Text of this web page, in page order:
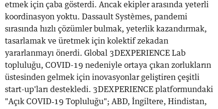
etmek için çaba gösterdi. Ancak ekipler arasında yeterli
koordinasyon yoktu. Dassault Systèmes, pandemi
sırasında hızlı çözümler bulmak, yeterlik kazandırmak,
tasarlamak ve üretmek için kolektif zekadan
yararlanmayı önerdi. Global 3DEXPERIENCE Lab
topluluğu, COVID-19 nedeniyle ortaya çıkan zorlukların
üstesinden gelmek için inovasyonlar geliştiren çeşitli
start-up'ları destekledi. 3DEXPERIENCE platformundaki
"Açık COVID‐19 Topluluğu"; ABD, İngiltere, Hindistan,